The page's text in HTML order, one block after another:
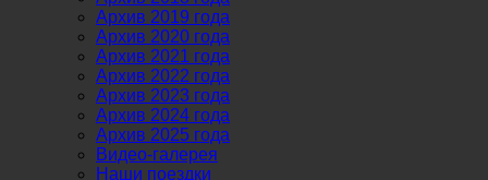
Архив 2019 года
Архив 2020 года
Архив 2021 года
Архив 2022 года
Архив 2023 года
Архив 2024 года
Архив 2025 года
Видео-галерея
Наши поездки